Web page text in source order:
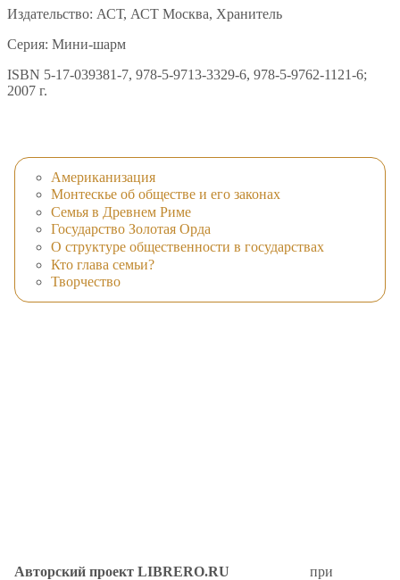
Издательство: АСТ, АСТ Москва, Хранитель
Серия: Мини-шарм
ISBN 5-17-039381-7, 978-5-9713-3329-6, 978-5-9762-1121-6;
2007 г.
Американизация
Монтескье об обществе и его законах
Семья в Древнем Риме
Государство Золотая Орда
О структуре общественности в государствах
Кто глава семьи?
Творчество
Авторский проект LIBRERO.RU
при